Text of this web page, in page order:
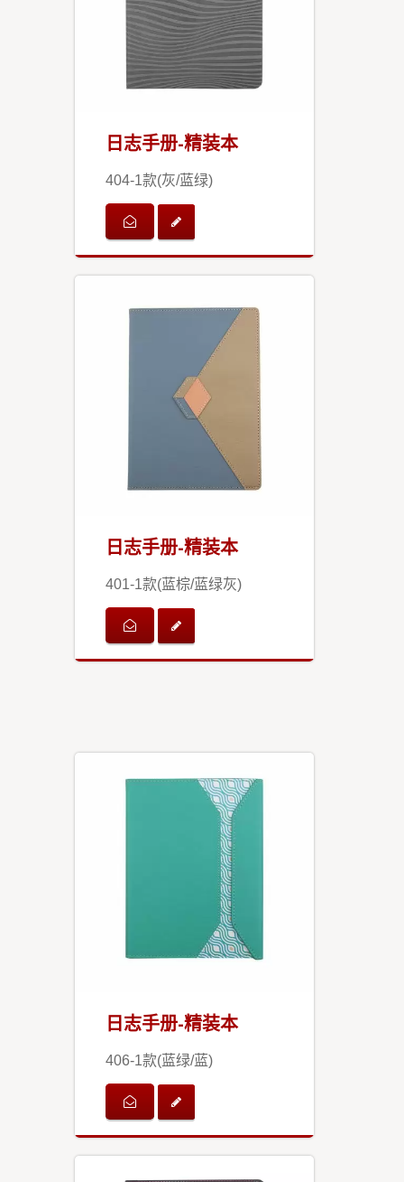
日志手册-精装本
404-1款(灰/蓝绿)
日志手册-精装本
401-1款(蓝棕/蓝绿灰)
日志手册-精装本
406-1款(蓝绿/蓝)